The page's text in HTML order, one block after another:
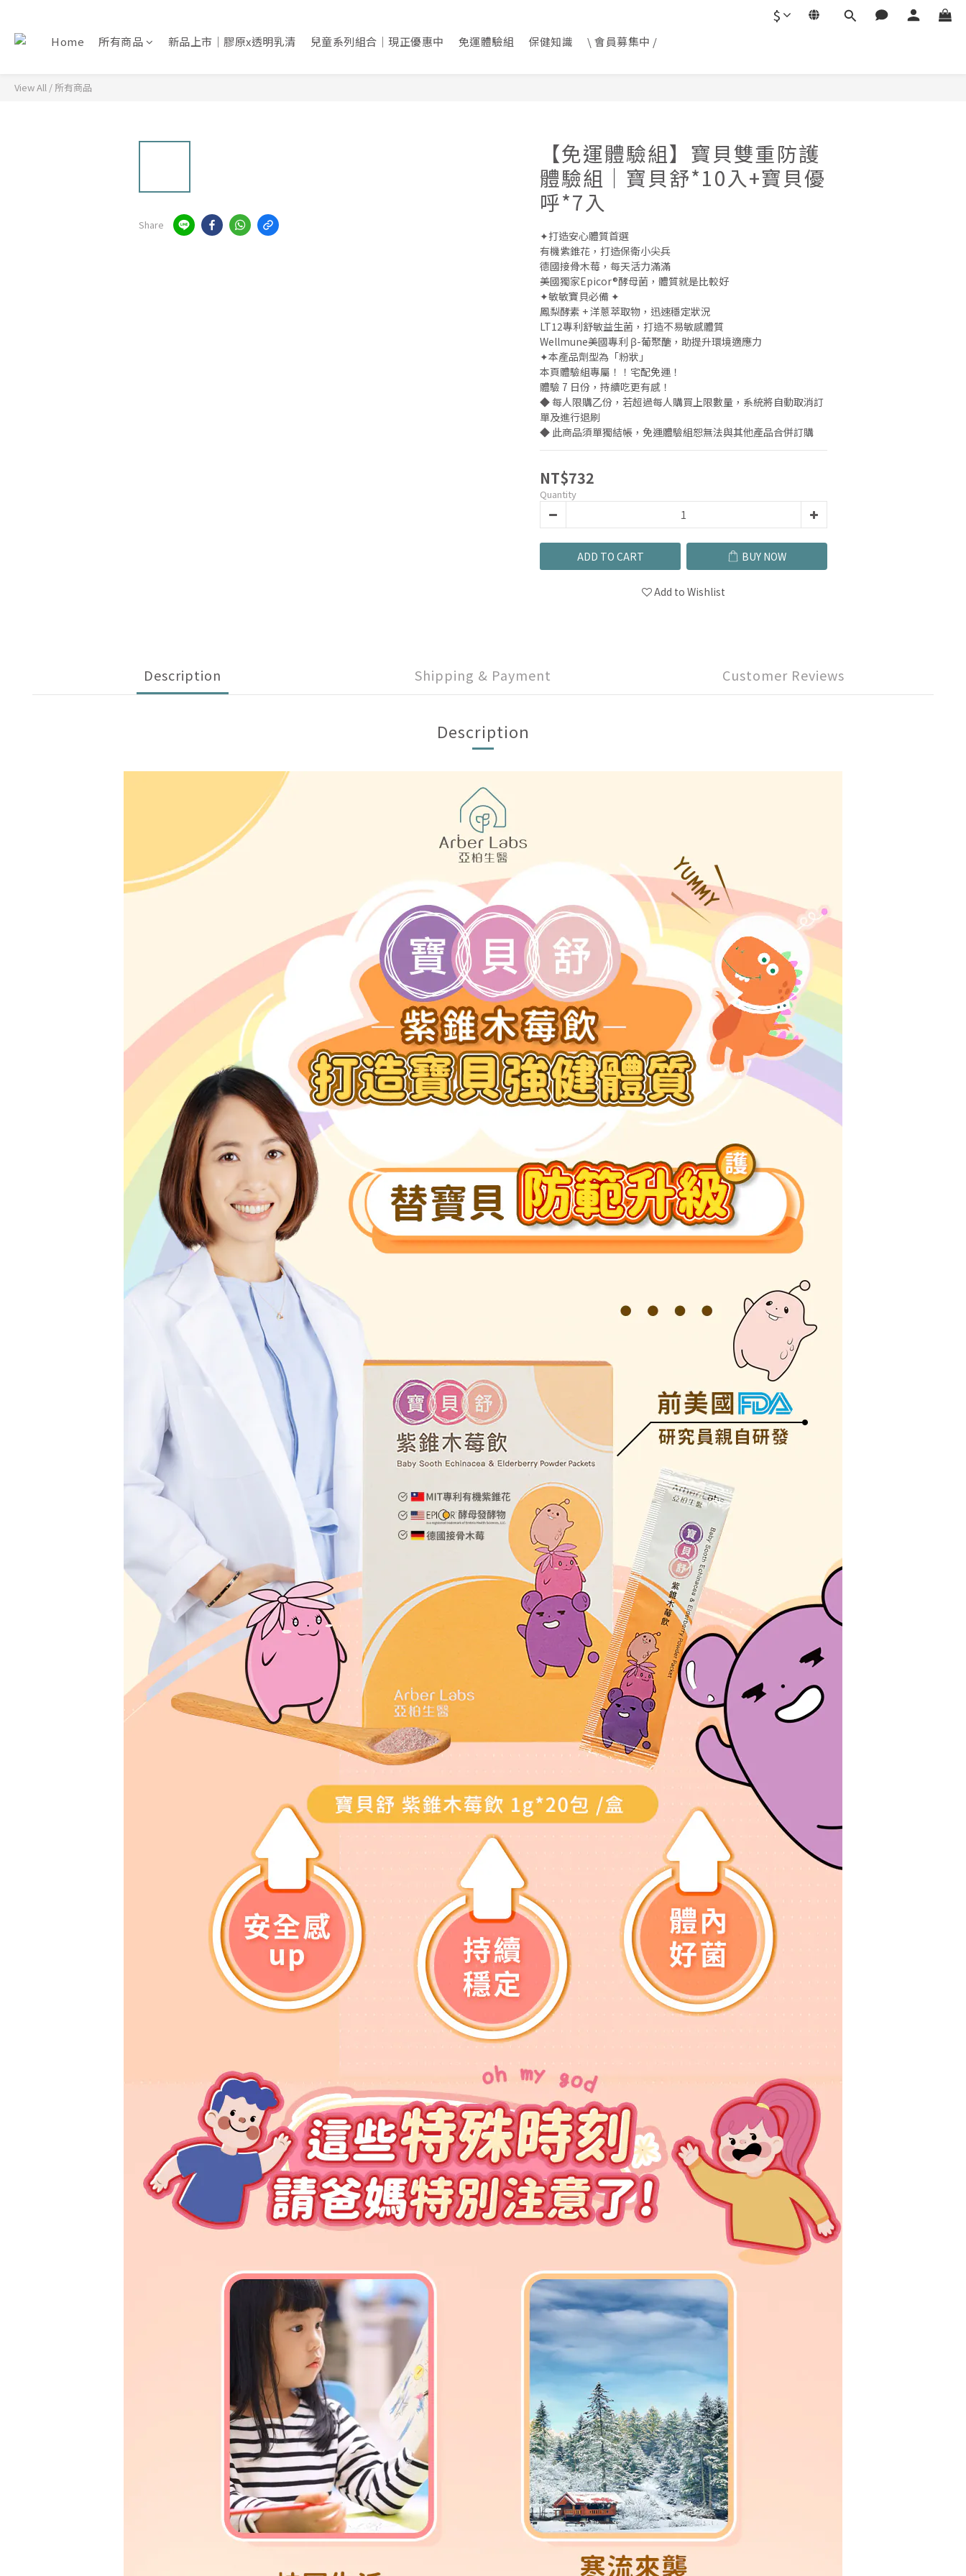
$
Home 所有商品 新品上市｜膠原x透明乳清 兒童系列組合｜現正優惠中 免運體驗組 保健知識 \ 會員募集中 /
View All / 所有商品
Share
【免運體驗組】寶貝雙重防護
體驗組｜寶貝舒*10入+寶貝優
呼*7入
✦打造安心體質首選
有機紫錐花，打造保衛小尖兵
德國接骨木莓，每天活力滿滿
美國獨家Epicor®酵母菌，體質就是比較好
✦敏敏寶貝必備 ✦
鳳梨酵素 + 洋蔥萃取物，迅速穩定狀況
LT12專利舒敏益生菌，打造不易敏感體質
Wellmune美國專利 β-葡聚醣，助提升環境適應力
✦本產品劑型為「粉狀」
本頁體驗組專屬！！宅配免運！
體驗 7 日份，持續吃更有感！
◆ 每人限購乙份，若超過每人購買上限數量，系統將自動取消訂
單及進行退刷
◆ 此商品須單獨結帳，免運體驗組恕無法與其他產品合併訂購
NT$732
Quantity
ADD TO CART BUY NOW
Add to Wishlist
Description Shipping & Payment Customer Reviews
Description